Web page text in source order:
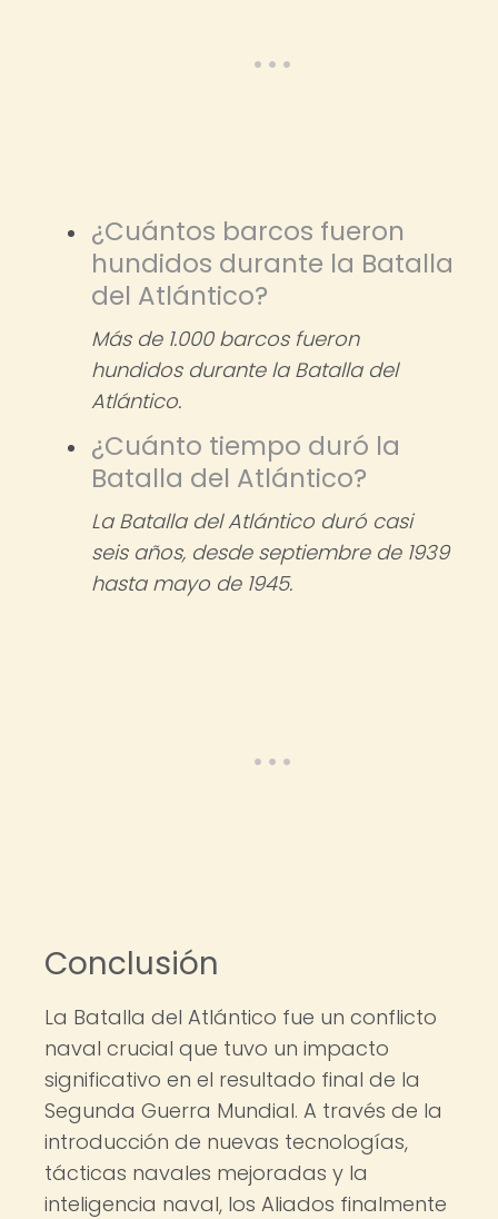
¿Cuántos barcos fueron
hundidos durante la Batalla
del Atlántico?
Más de 1.000 barcos fueron
hundidos durante la Batalla del
Atlántico.
¿Cuánto tiempo duró la
Batalla del Atlántico?
La Batalla del Atlántico duró casi
seis años, desde septiembre de 1939
hasta mayo de 1945.
Conclusión
La Batalla del Atlántico fue un conflicto
naval crucial que tuvo un impacto
significativo en el resultado final de la
Segunda Guerra Mundial. A través de la
introducción de nuevas tecnologías,
tácticas navales mejoradas y la
inteligencia naval, los Aliados finalmente